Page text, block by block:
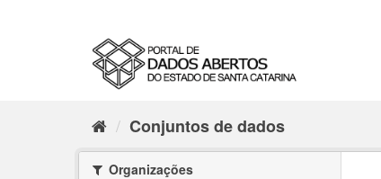
Conjuntos de dados
Organizações